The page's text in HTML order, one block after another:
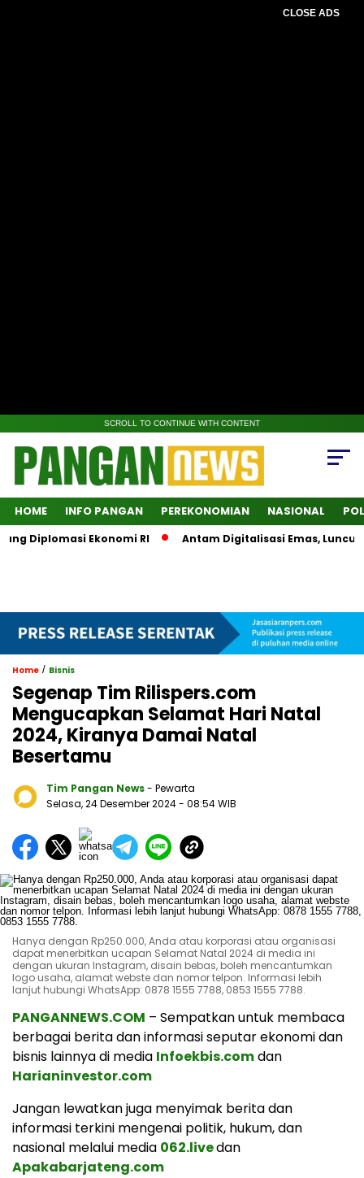
CLOSE ADS
SCROLL TO CONTINUE WITH CONTENT
HOME INFO PANGAN PEREKONOMIAN NASIONAL
Diplomasi Ekonomi RI Antam Digitalisasi Emas,
Home / Bisnis
Segenap Tim Rilispers.com
Mengucapkan Selamat Hari Natal
2024, Kiranya Damai Natal
Besertamu
Tim Pangan News- Pewarta
Selasa, 24 Desember 2024- 08:54 WIB
Hanya dengan Rp250.000, Anda atau korporasi atau organisasi
dapat menerbitkan ucapan Selamat Natal 2024 di media ini
dengan ukuran Instagram, disain bebas, boleh mencantumkan
logo usaha, alamat webste dan nomor telpon. Informasi lebih
lanjut hubungi WhatsApp: 0878 1555 7788, 0853 1555 7788.
PANGANNEWS.COM – Sempatkan untuk membaca
berbagai berita dan informasi seputar ekonomi dan
bisnis lainnya di media Infoekbis.comdan
Harianinvestor.com
Jangan lewatkan juga menyimak berita dan
informasi terkini mengenai politik, hukum, dan
nasional melalui media 062.livedan
Apakabarjateng.com